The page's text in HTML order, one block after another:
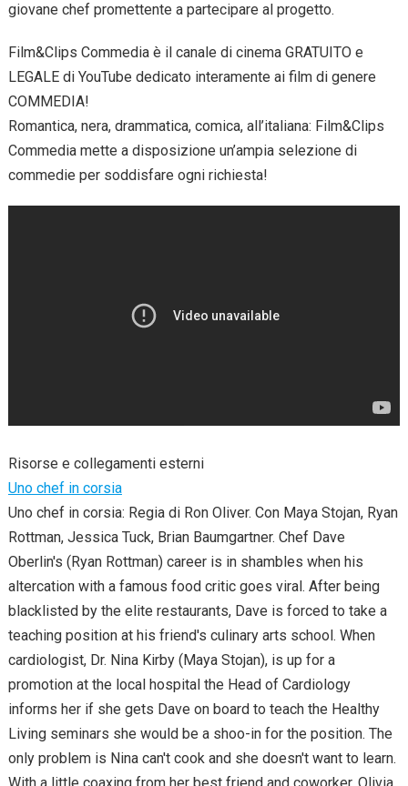
giovane chef promettente a partecipare al progetto.
Film&Clips Commedia è il canale di cinema GRATUITO e
LEGALE di YouTube dedicato interamente ai film di genere
COMMEDIA!
Romantica, nera, drammatica, comica, all’italiana: Film&Clips
Commedia mette a disposizione un’ampia selezione di
commedie per soddisfare ogni richiesta!
Risorse e collegamenti esterni
Uno chef in corsia
Uno chef in corsia: Regia di Ron Oliver. Con Maya Stojan, Ryan
Rottman, Jessica Tuck, Brian Baumgartner. Chef Dave
Oberlin's (Ryan Rottman) career is in shambles when his
altercation with a famous food critic goes viral. After being
blacklisted by the elite restaurants, Dave is forced to take a
teaching position at his friend's culinary arts school. When
cardiologist, Dr. Nina Kirby (Maya Stojan), is up for a
promotion at the local hospital the Head of Cardiology
informs her if she gets Dave on board to teach the Healthy
Living seminars she would be a shoo-in for the position. The
only problem is Nina can't cook and she doesn't want to learn.